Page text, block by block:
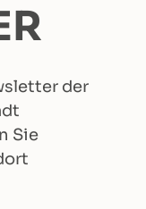
der
Sie